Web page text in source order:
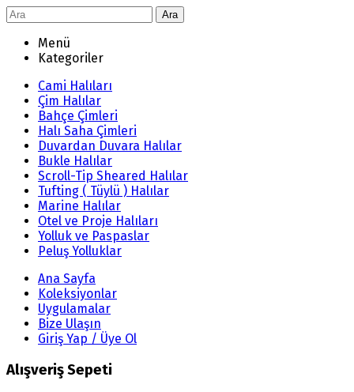
Ara
Menü
Kategoriler
Cami Halıları
Çim Halılar
Bahçe Çimleri
Halı Saha Çimleri
Duvardan Duvara Halılar
Bukle Halılar
Scroll-Tip Sheared Halılar
Tufting ( Tüylü ) Halılar
Marine Halılar
Otel ve Proje Halıları
Yolluk ve Paspaslar
Peluş Yolluklar
Ana Sayfa
Koleksiyonlar
Uygulamalar
Bize Ulaşın
Giriş Yap / Üye Ol
Alışveriş Sepeti